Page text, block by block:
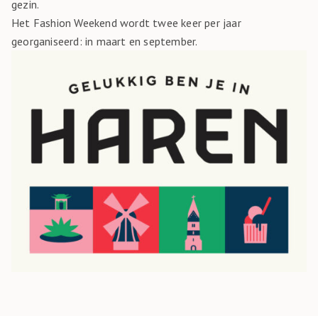
gezin.
Het Fashion Weekend wordt twee keer per jaar
georganiseerd: in maart en september.